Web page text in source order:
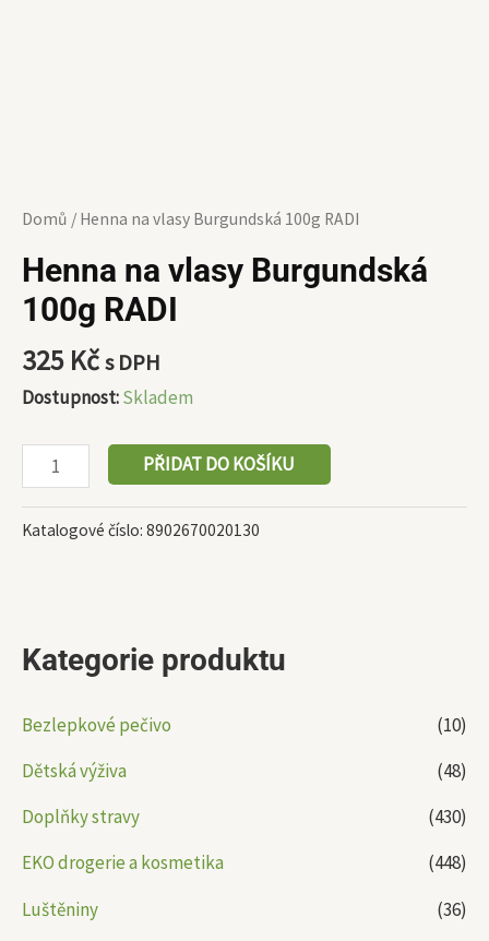
Kategorie produktu
Bezlepkové pečivo
(10)
Dětská výživa
(48)
Doplňky stravy
(430)
EKO drogerie a kosmetika
(448)
Luštěniny
(36)
Domů / Henna na vlasy Burgundská 100g RADI
Henna na vlasy Burgundská
100g RADI
325 Kčs DPH
Dostupnost:Skladem
PŘIDAT DO KOŠÍKU
Katalogové číslo: 8902670020130